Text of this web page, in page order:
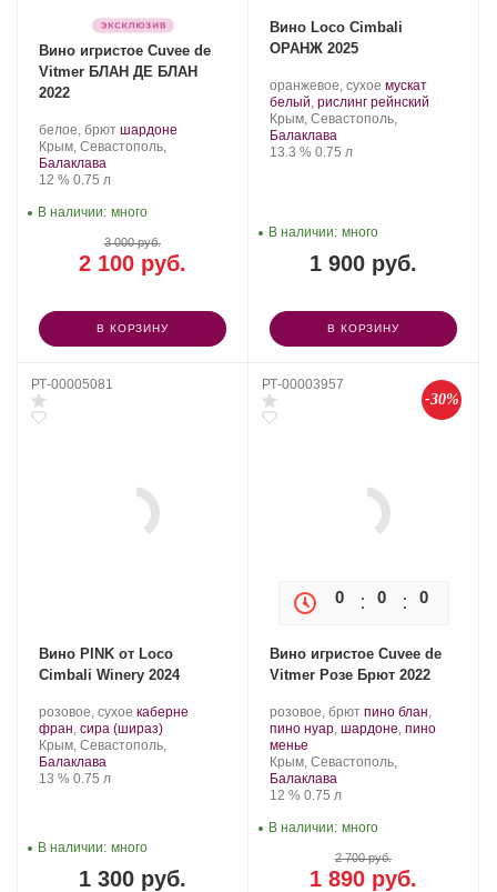
Вино игристое Cuvee de
Vitmer БЛАН ДЕ БЛАН
2022
Производитель:
Золотая
Балка.
белое, брют .
Сорт
шардоне
Регион:
Крым, Севастополь,
Балаклава
Крепость
12 %. Объем
0.75 л
2 100 руб.
3 000 руб.
В наличии: много
В КОРЗИНУ
Вино Loco Cimbali
ОРАНЖ 2025
Производитель:
Loco
Cimbali
Winery.
оранжевое, сухое .
Сорт
винограда:
мускат
белый, рислинг рейнский
Регион:
Крым, Севастополь,
Балаклава
Крепость
13.3 %. Объем
0.75 л
1 900 руб.
В наличии: много
В КОРЗИНУ
РТ-00005081
Вино PINK от Loco
Cimbali Winery 2024
Производитель:
Loco
Cimbali
Winery.
розовое, сухое .
Сорт
винограда:
каберне
фран, сира (шираз).
Регион:
Крым, Севастополь,
Балаклава
Крепость
13 %. Объем
0.75 л
1 300 руб.
В наличии: много
РТ-00003957
-30%
0 0 0
Вино игристое Cuvee de
Vitmer Розе Брют 2022
Производитель:
Золотая
Балка.
розовое, брют .
Сорт
пино блан,
пино нуар, шардоне, пино
менье
Регион:
Крым, Севастополь,
Балаклава
Крепость
12 %. Объем
0.75 л
1 890 руб.
2 700 руб.
В наличии: много